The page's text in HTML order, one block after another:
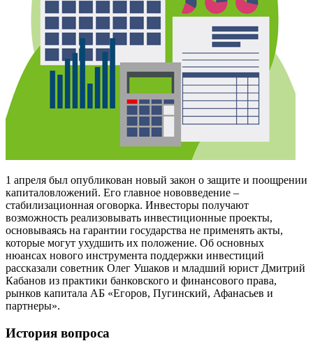
1 апреля был опубликован новый закон о защите и поощрении
капиталовложений. Его главное нововведение –
стабилизационная оговорка. Инвесторы получают
возможность реализовывать инвестиционные проекты,
основываясь на гарантии государства не применять акты,
которые могут ухудшить их положение. Об основных
нюансах нового инструмента поддержки инвестиций
рассказали советник Олег Ушаков и младший юрист Дмитрий
Кабанов из практики банковского и финансового права,
рынков капитала АБ «Егоров, Пугинский, Афанасьев и
партнеры».
История вопроса